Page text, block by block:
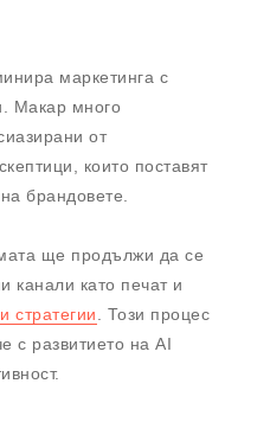
маркетинга с
Макар много
от
които поставят
брандовете.
ще продължи да се
канали като печат и
стратегии. Този процес
с развитието на AI